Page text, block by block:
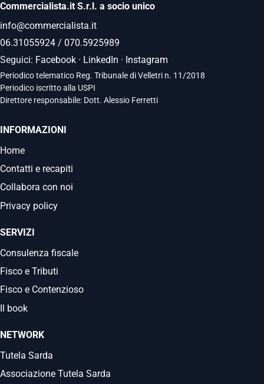
Commercialista.it S.r.l. a socio unico
info@commercialista.it
06.31055924 / 070.5925989
Seguici: Facebook · LinkedIn · Instagram
Periodico telematico Reg. Tribunale di Velletri n. 11/2018
Periodico iscritto alla USPI
Direttore responsabile: Dott. Alessio Ferretti
INFORMAZIONI
Home
Contatti e recapiti
Collabora con noi
Privacy policy
SERVIZI
Consulenza fiscale
Fisco e Tributi
Fisco e Contenzioso
Il book
NETWORK
Tutela Sarda
Associazione Tutela Sarda